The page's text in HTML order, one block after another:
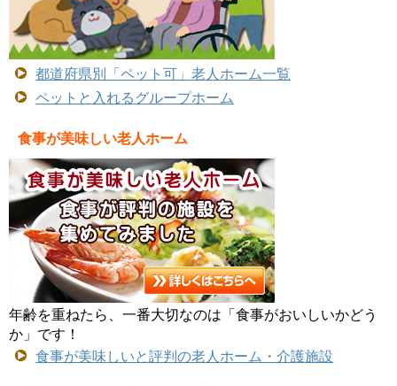
都道府県別「ペット可」老人ホーム一覧
ペットと入れるグループホーム
食事が美味しい老人ホーム
年齢を重ねたら、一番大切なのは「食事がおいしいかどう
か」です！
食事が美味しいと評判の老人ホーム・介護施設